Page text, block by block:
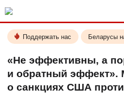
Поддержать нас Беларусы
«Не эффективны, а
и обратный
о санкциях США